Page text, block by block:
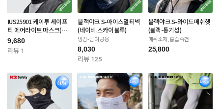
IUS25901 케이투 세이프
티 에어라이트 마스크(블
랙/아이보리)
9,680
리뷰 1
블랙야크 S-아이스멀티넥
(네이비.스카이블루)
냉감-남여공용
8,030
리뷰 125
블랙야크 S-와이드메쉬햇
(블랙-통기성)
메쉬소재,흡습속건
25,800